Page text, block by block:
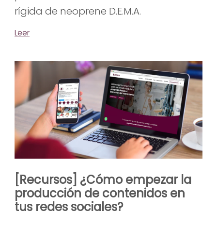
rígida de neoprene D.E.M.A.
Leer
[Recursos] ¿Cómo empezar la
producción de contenidos en
tus redes sociales?